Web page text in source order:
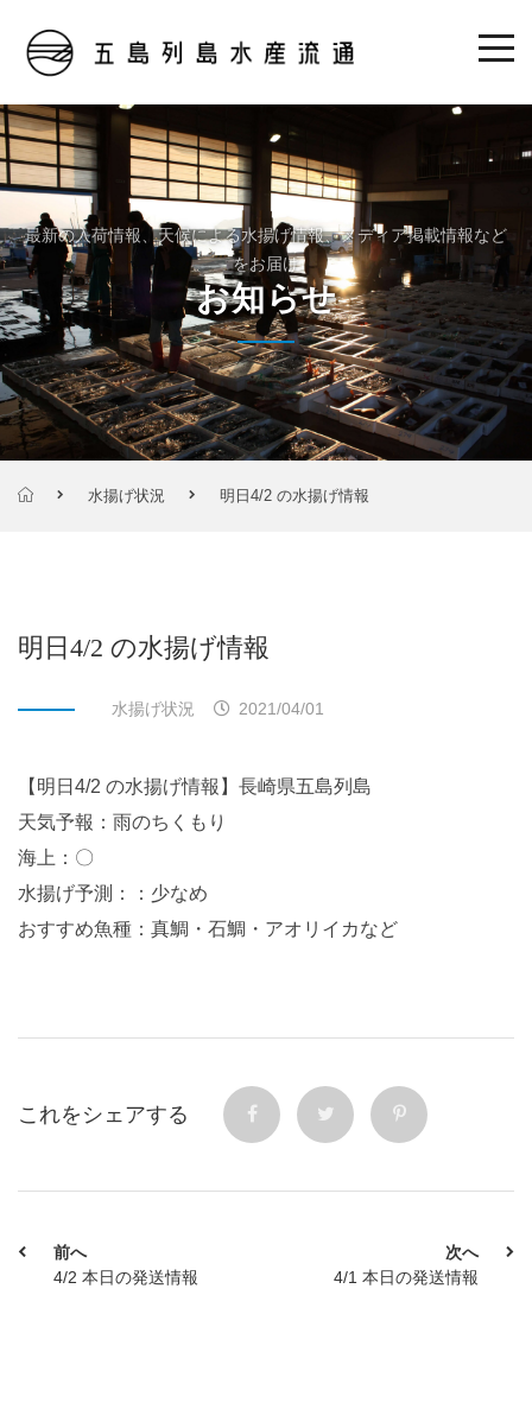
最新の入荷情報、天候による水揚げ情報、メディア掲載情報など
をお届け
お知らせ
水揚げ状況 明日4/2 の水揚げ情報
明日4/2 の水揚げ情報
水揚げ状況 2021/04/01
【明日4/2 の水揚げ情報】長崎県五島列島
天気予報：雨のちくもり
海上：〇
水揚げ予測：：少なめ
おすすめ魚種：真鯛・石鯛・アオリイカなど
これをシェアする
前へ
4/2 本日の発送情報
次へ
4/1 本日の発送情報